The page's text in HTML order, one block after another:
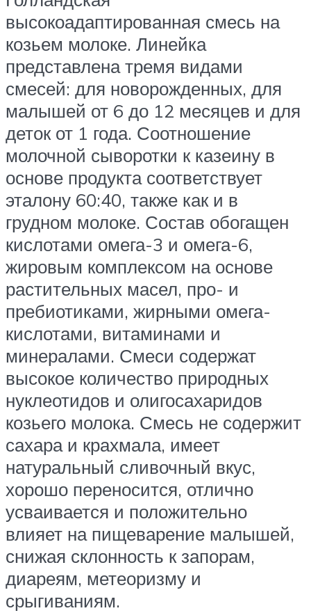
высокоадаптированная смесь на
козьем молоке. Линейка
представлена тремя видами
смесей: для новорожденных, для
малышей от 6 до 12 месяцев и для
деток от 1 года. Соотношение
молочной сыворотки к казеину в
основе продукта соответствует
эталону 60:40, также как и в
грудном молоке. Состав обогащен
кислотами омега-3 и омега-6,
жировым комплексом на основе
растительных масел, про- и
пребиотиками, жирными омега-
кислотами, витаминами и
минералами. Смеси содержат
высокое количество природных
нуклеотидов и олигосахаридов
козьего молока. Смесь не содержит
сахара и крахмала, имеет
натуральный сливочный вкус,
хорошо переносится, отлично
усваивается и положительно
влияет на пищеварение малышей,
снижая склонность к запорам,
диареям, метеоризму и
срыгиваниям.